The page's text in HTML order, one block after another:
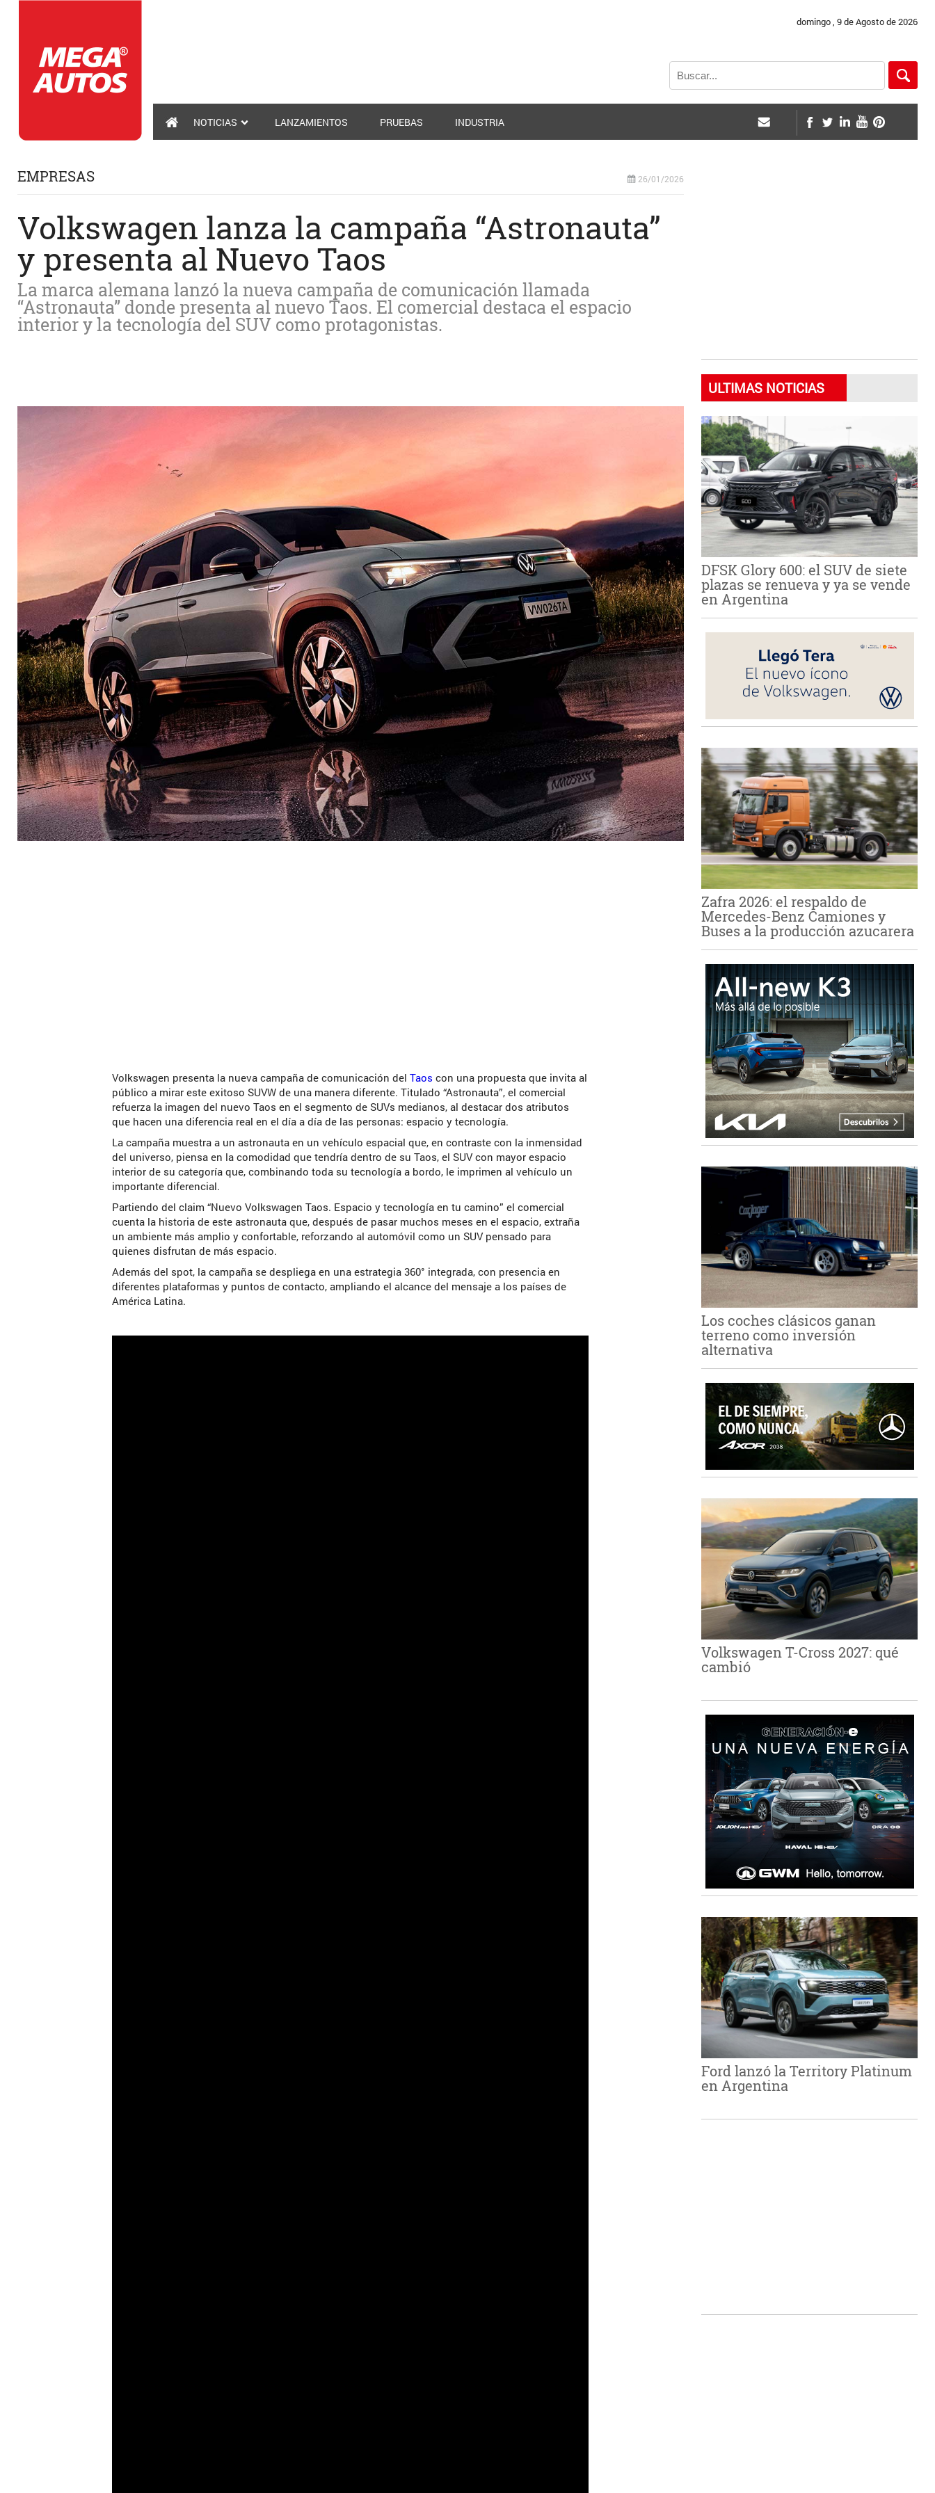
domingo , 9 de Agosto de 2026
NOTICIAS LANZAMIENTOS PRUEBAS INDUSTRIA
EMPRESAS 26/01/2026
Volkswagen lanza la campaña “Astronauta”
y presenta al Nuevo Taos
La marca alemana lanzó la nueva campaña de comunicación llamada
“Astronauta” donde presenta al nuevo Taos. El comercial destaca el espacio
interior y la tecnología del SUV como protagonistas.
Volkswagen presenta la nueva campaña de comunicación delTaos con una propuesta que invita al
público a mirar este exitoso SUVW de una manera diferente. Titulado “Astronauta”, el comercial
refuerza la imagen del nuevo Taos en el segmento de SUVs medianos, al destacar dos atributos
que hacen una diferencia real en el día a día de las personas: espacio y tecnología.
La campaña muestra a un astronauta en un vehículo espacial que, en contraste con la inmensidad
del universo, piensa en la comodidad que tendría dentro de su Taos, el SUV con mayor espacio
interior de su categoría que, combinando toda su tecnología a bordo, le imprimen al vehículo un
importante diferencial.
Partiendo del claim “Nuevo Volkswagen Taos. Espacio y tecnología en tu camino” el comercial
cuenta la historia de este astronauta que, después de pasar muchos meses en el espacio, extraña
un ambiente más amplio y confortable, reforzando al automóvil como un SUV pensado para
quienes disfrutan de más espacio.
Además del spot, la campaña se despliega en una estrategia 360° integrada, con presencia en
diferentes plataformas y puntos de contacto, ampliando el alcance del mensaje a los países de
América Latina.
ULTIMAS NOTICIAS
DFSK Glory 600: el SUV de siete
plazas se renueva y ya se vende
en Argentina
Zafra 2026: el respaldo de
Mercedes-Benz Camiones y
Buses a la producción azucarera
Los coches clásicos ganan
terreno como inversión
alternativa
Volkswagen T-Cross 2027: qué
cambió
Ford lanzó la Territory Platinum
en Argentina